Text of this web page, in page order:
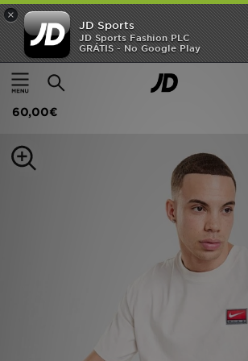
×
JD Sports
JD Sports Fashion PLC
GRÁTIS - No Google Play
Página principal
Homem Roupa de Homem
Nike Life Solo T-Shirt
60,00€
INÍCIO
Promoções
MULHER